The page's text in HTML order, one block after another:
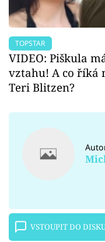
TOPSTAR
VIDEO: Piškula
vztahu! A co říká
Teri Blitzen?
VSTOUPIT DO